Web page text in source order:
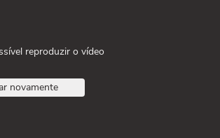
reproduzir o vídeo
novamente